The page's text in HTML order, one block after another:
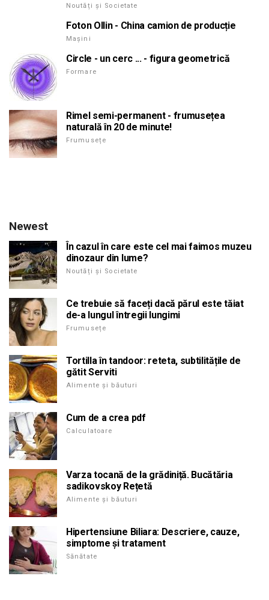
Noutăți și Societate
Foton Ollin - China camion de producție
Mașini
Circle - un cerc ... - figura geometrică
Formare
Rimel semi-permanent - frumusețea
naturală în 20 de minute!
Frumusețe
Newest
În cazul în care este cel mai faimos muzeu
dinozaur din lume?
Noutăți și Societate
Ce trebuie să faceți dacă părul este tăiat
de-a lungul întregii lungimi
Frumusețe
Tortilla în tandoor: reteta, subtilitățile de
gătit Serviti
Alimente și băuturi
Cum de a crea pdf
Calculatoare
Varza tocană de la grădiniță. Bucătăria
sadikovskoy Rețetă
Alimente și băuturi
Hipertensiune Biliara: Descriere, cauze,
simptome și tratament
Sănătate